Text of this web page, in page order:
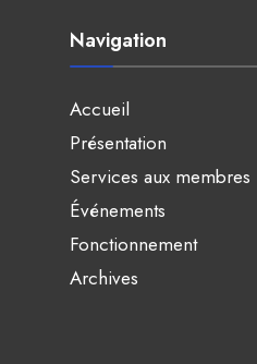
Navigation
Accueil
Présentation
Services aux membres
Événements
Fonctionnement
Archives